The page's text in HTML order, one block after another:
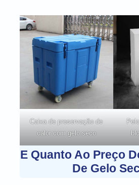
Caixa de preservação de
calor com gelo seco
E Quanto Ao Preço
De Gelo